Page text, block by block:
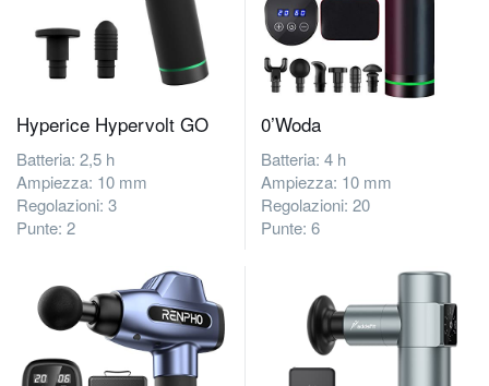
Hyperice Hypervolt GO
Batteria: 2,5 h
Ampiezza: 10 mm
Regolazioni: 3
Punte: 2
0’Woda
Batteria: 4 h
Ampiezza: 10 mm
Regolazioni: 20
Punte: 6